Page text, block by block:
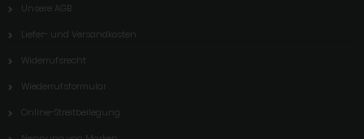
Unsere AGB
Liefer- und Versandkosten
Widerrufsrecht
Wiederrufsformular
Online-Streitbeilegung